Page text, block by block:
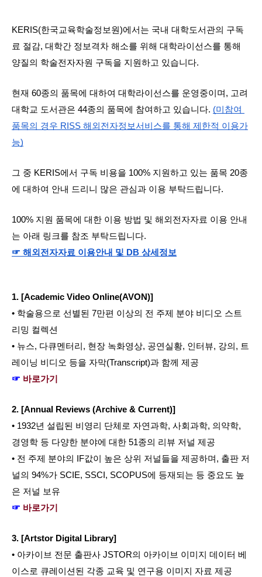
KERIS(한국교육학술정보원)에서는 국내 대학도서관의 구독
료 절감, 대학간 정보격차 해소를 위해 대학라이선스를 통해
양질의 학술전자자원 구독을 지원하고 있습니다.
현재 60종의 품목에 대하여 대학라이선스를 운영중이며, 고려
대학교 도서관은 44종의 품목에 참여하고 있습니다. (미참여
품목의 경우 RISS 해외전자정보서비스를 통해 제한적 이용가
능)
그 중 KERIS에서 구독 비용을 100% 지원하고 있는 품목 20종
에 대하여 안내 드리니 많은 관심과 이용 부탁드립니다.
100% 지원 품목에 대한 이용 방법 및 해외전자자료 이용 안내
는 아래 링크를 참조 부탁드립니다.
☞ 해외전자자료 이용안내 및 DB 상세정보
1. [Academic Video Online(AVON)]
• 학술용으로 선별된 7만편 이상의 전 주제 분야 비디오 스트
리밍 컬렉션
• 뉴스, 다큐멘터리, 현장 녹화영상, 공연실황, 인터뷰, 강의, 트
레이닝 비디오 등을 자막(Transcript)과 함께 제공
☞ 바로가기
2. [Annual Reviews (Archive & Current)]
• 1932년 설립된 비영리 단체로 자연과학, 사회과학, 의약학,
경영학 등 다양한 분야에 대한 51종의 리뷰 저널 제공
• 전 주제 분야의 IF값이 높은 상위 저널들을 제공하며, 출판 저
널의 94%가 SCIE, SSCI, SCOPUS에 등재되는 등 중요도 높
은 저널 보유
☞ 바로가기
3. [Artstor Digital Library]
• 아카이브 전문 출판사 JSTOR의 아카이브 이미지 데이터 베
이스로 큐레이션된 각종 교육 및 연구용 이미지 자료 제공